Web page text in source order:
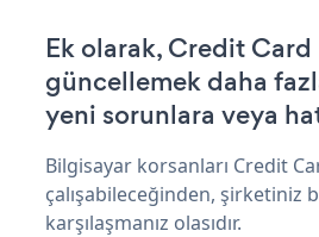
Ek olarak, Credit
güncellemek daha
yeni sorunlara veya
Bilgisayar korsanları Credit
çalışabileceğinden, şirketiniz
karşılaşmanız olasıdır.